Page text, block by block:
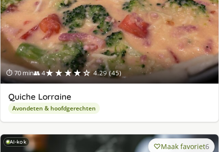
⏱ 70 min👥 4★★★★☆ 4.29 (45)
Quiche Lorraine
Avondeten & hoofdgerechten
AI-kok Maak favoriet6